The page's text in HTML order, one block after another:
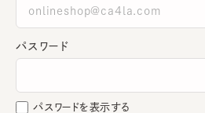
パスワード
パスワードを表示する